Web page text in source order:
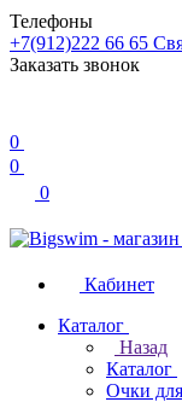
Телефоны
+7(912)222 66 65
Заказать звонок
0
0
0
Кабинет
Каталог
Назад
Каталог
Очки